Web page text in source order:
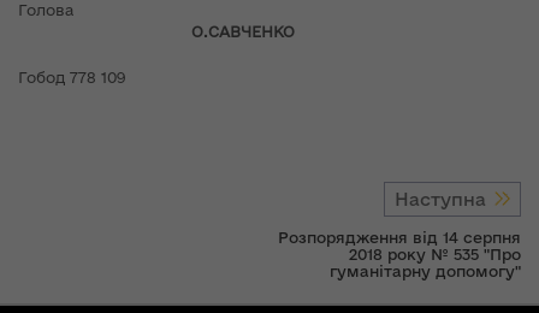
Голова
О.САВЧЕНКО
Гобод 778 109
Наступна
Розпорядження від 14 серпня
2018 року № 535 "Про
гуманітарну допомогу"